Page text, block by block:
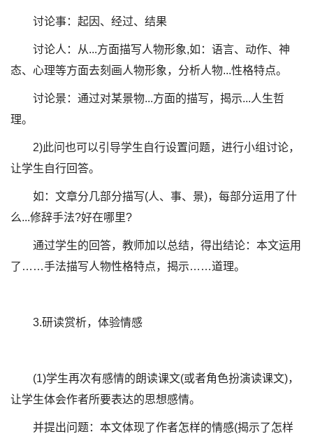
讨论事：起因、经过、结果
讨论人：从...方面描写人物形象,如：语言、动作、神
态、心理等方面去刻画人物形象，分析人物...性格特点。
讨论景：通过对某景物...方面的描写，揭示...人生哲
理。
2)此问也可以引导学生自行设置问题，进行小组讨论，
让学生自行回答。
如：文章分几部分描写(人、事、景)，每部分运用了什
么...修辞手法?好在哪里?
通过学生的回答，教师加以总结，得出结论：本文运用
了……手法描写人物性格特点，揭示……道理。
3.研读赏析，体验情感
(1)学生再次有感情的朗读课文(或者角色扮演读课文)，
让学生体会作者所要表达的思想感情。
并提出问题：本文体现了作者怎样的情感(揭示了怎样